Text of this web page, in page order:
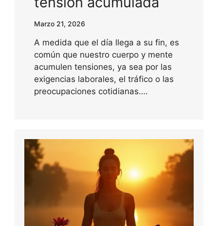
Marzo 21, 2026
A medida que el día llega a su fin, es
común que nuestro cuerpo y mente
acumulen tensiones, ya sea por las
exigencias laborales, el tráfico o las
preocupaciones cotidianas….